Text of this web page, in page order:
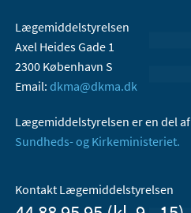
Lægemiddelstyrelsen
Axel Heides Gade 1
2300 København S
Email: dkma@dkma.dk
Lægemiddelstyrelsen er en del af
Sundheds- og Kirkeministeriet.
Kontakt Lægemiddelstyrelsen